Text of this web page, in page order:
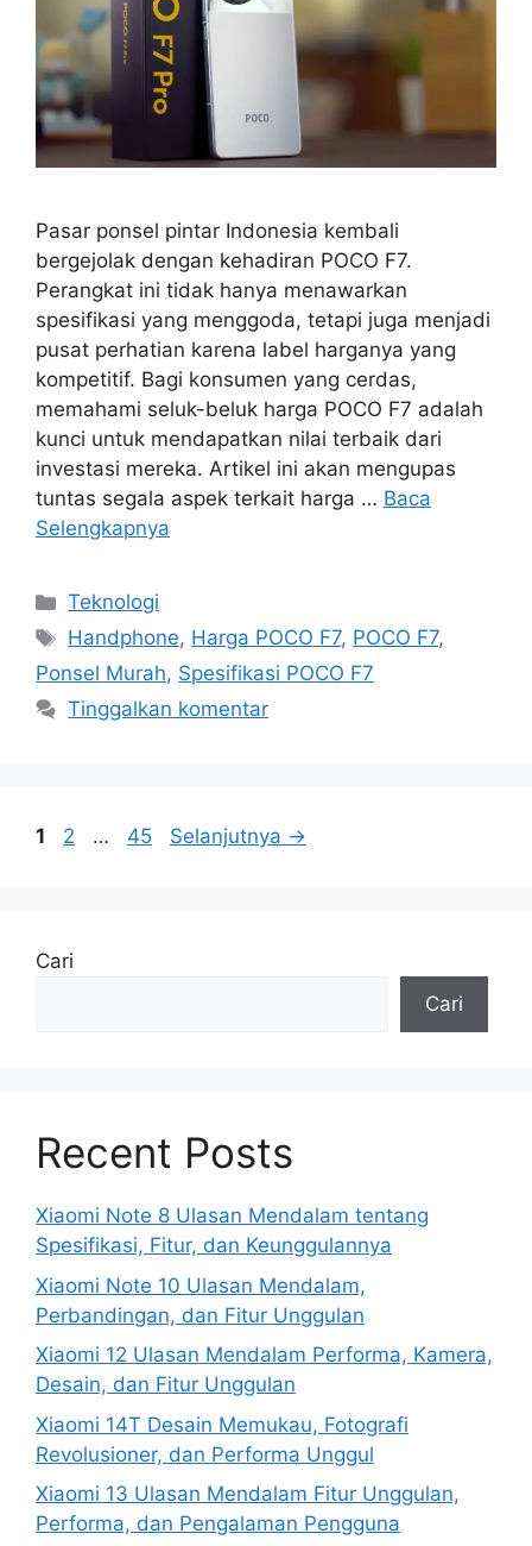
Pasar ponsel pintar Indonesia kembali
bergejolak dengan kehadiran POCO F7.
Perangkat ini tidak hanya menawarkan
spesifikasi yang menggoda, tetapi juga menjadi
pusat perhatian karena label harganya yang
kompetitif. Bagi konsumen yang cerdas,
memahami seluk-beluk harga POCO F7 adalah
kunci untuk mendapatkan nilai terbaik dari
investasi mereka. Artikel ini akan mengupas
tuntas segala aspek terkait harga … Baca
Selengkapnya
Kategori
Teknologi
Tag
Handphone, Harga POCO F7, POCO F7,
Ponsel Murah, Spesifikasi POCO F7
Tinggalkan komentar
Halaman
1 Halaman
2 … Halaman
45 Selanjutnya →
Cari
Cari
Recent Posts
Xiaomi Note 8 Ulasan Mendalam tentang
Spesifikasi, Fitur, dan Keunggulannya
Xiaomi Note 10 Ulasan Mendalam,
Perbandingan, dan Fitur Unggulan
Xiaomi 12 Ulasan Mendalam Performa, Kamera,
Desain, dan Fitur Unggulan
Xiaomi 14T Desain Memukau, Fotografi
Revolusioner, dan Performa Unggul
Xiaomi 13 Ulasan Mendalam Fitur Unggulan,
Performa, dan Pengalaman Pengguna